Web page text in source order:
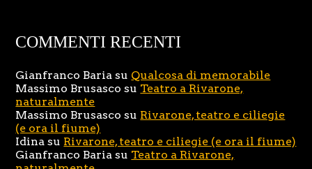
COMMENTI RECENTI
Gianfranco Baria su Qualcosa di memorabile
Massimo Brusasco su Teatro a Rivarone,
naturalmente
Massimo Brusasco su Rivarone, teatro e ciliegie
(e ora il fiume)
Idina su Rivarone, teatro e ciliegie (e ora il fiume)
Gianfranco Baria su Teatro a Rivarone,